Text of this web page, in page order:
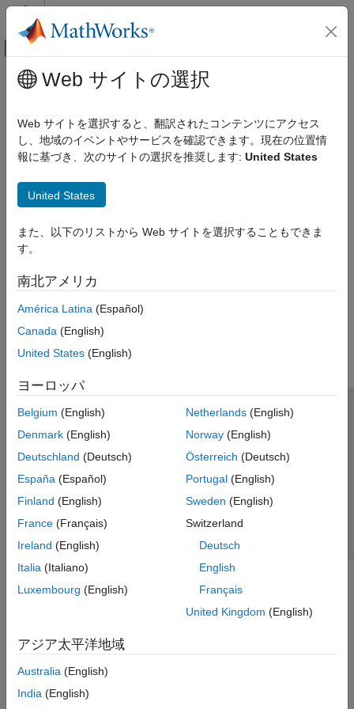
コンテンツへスキップ
オフキャンバス ナビゲーション メ
ドキュメンテーションのホーム
メインコンテンツ
Web サイトの選択
Web サイトを選択すると、翻訳されたコンテンツにアクセス
し、地域のイベントやサービスを確認できます。現在の位置情
報に基づき、次のサイトの選択を推奨します: United States
United States
また、以下のリストから Web サイトを選択することもできま
す。
南北アメリカ
América Latina (Español)
Canada (English)
United States (English)
ヨーロッパ
Belgium (English)
Denmark (English)
Deutschland (Deutsch)
España (Español)
Finland (English)
France (Français)
Ireland (English)
Italia (Italiano)
Luxembourg (English)
Netherlands(English)
Norway(English)
Österreich (Deutsch)
Portugal(English)
Sweden (English)
Switzerland
Deutsch
English
Français
United Kingdom (English)
アジア太平洋地域
Australia (English)
India (English)
トラストセンター
プライバシー ポリシー
違法コピー防止
アプリケーション ステータス
© 1994-2026 The MathWorks, Inc.